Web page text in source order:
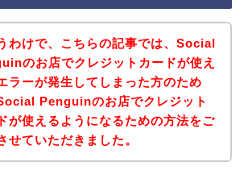
わけで、こちらの記事では、Social
のお店でクレジットカードが使え
ラーが発生してしまった方のため
Penguinのお店でクレジット
が使えるようになるための方法をご
せていただきました。